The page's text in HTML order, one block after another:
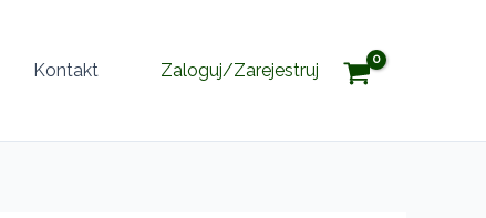
Kontakt Zaloguj/Zarejestruj